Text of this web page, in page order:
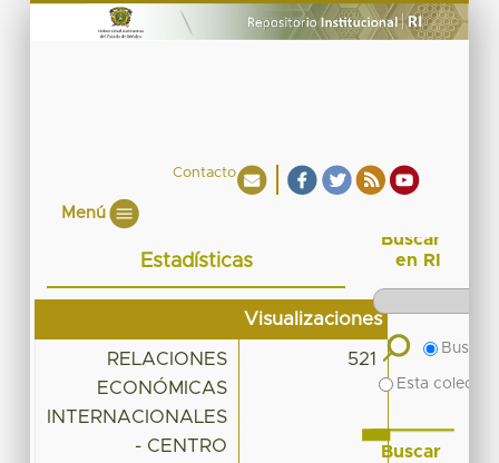
Contacto
Menú
Estadísticas
Visualizaciones
RELACIONES
ECONÓMICAS
INTERNACIONALES
- CENTRO
521
Buscar
en RI
Buscar
Esta
Buscar